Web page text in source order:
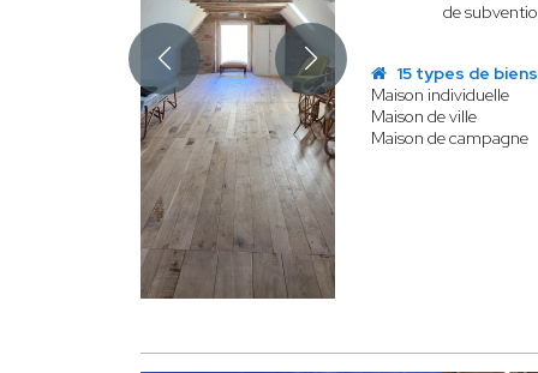
de
15 types de biens
Maison individuelle
Maison de ville
Maison de campagne